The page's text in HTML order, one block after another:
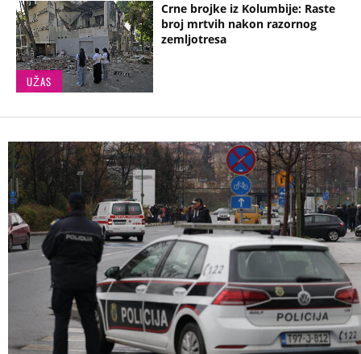
UŽAS
Crne brojke iz Kolumbije: Raste
broj mrtvih nakon razornog
zemljotresa